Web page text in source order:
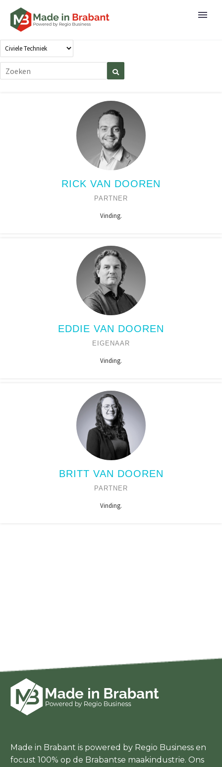
RICK VAN DOOREN
PARTNER
Vinding.
EDDIE VAN DOOREN
EIGENAAR
Vinding.
BRITT VAN DOOREN
PARTNER
Vinding.
Made in Brabant is powered by Regio Business en
focust 100% op de Brabantse maakindustrie. Ons